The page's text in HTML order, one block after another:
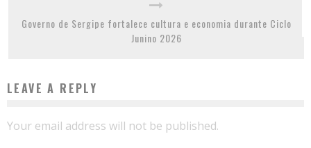
Governo de Sergipe fortalece cultura e economia durante Ciclo
Junino 2026
LEAVE A REPLY
Your email address will not be published.